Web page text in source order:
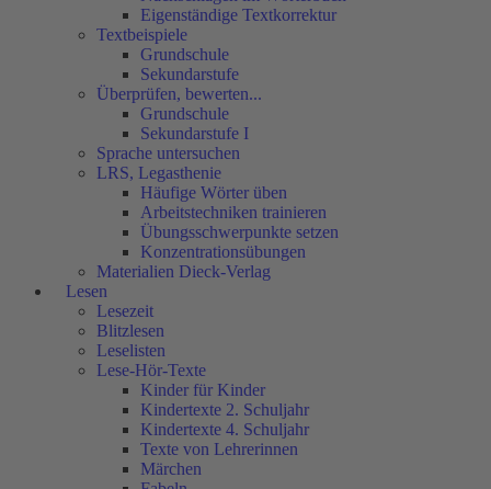
Eigenständige Textkorrektur
Textbeispiele
Grundschule
Sekundarstufe
Überprüfen, bewerten...
Grundschule
Sekundarstufe I
Sprache untersuchen
LRS, Legasthenie
Häufige Wörter üben
Arbeitstechniken trainieren
Übungsschwerpunkte setzen
Konzentrationsübungen
Materialien Dieck-Verlag
Lesen
Lesezeit
Blitzlesen
Leselisten
Lese-Hör-Texte
Kinder für Kinder
Kindertexte 2. Schuljahr
Kindertexte 4. Schuljahr
Texte von Lehrerinnen
Märchen